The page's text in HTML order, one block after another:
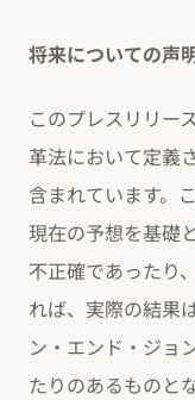
将来についての声
このプレスリリー
革法において定義
含まれています。
現在の予想を基礎
不正確であったり
れば、実際の結果
ン・エンド・ジョ
たりのあるものと